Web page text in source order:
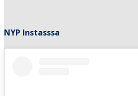
NYP Instasssa